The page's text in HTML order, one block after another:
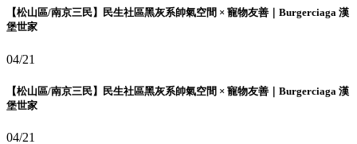
【松山區/南京三民】民生社區黑灰系帥氣空間 × 寵物友善｜Burgerciaga 漢
堡世家
04/21
【松山區/南京三民】民生社區黑灰系帥氣空間 × 寵物友善｜Burgerciaga 漢
堡世家
04/21